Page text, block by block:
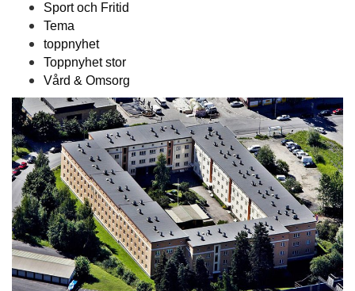
Sport och Fritid
Tema
toppnyhet
Toppnyhet stor
Vård & Omsorg